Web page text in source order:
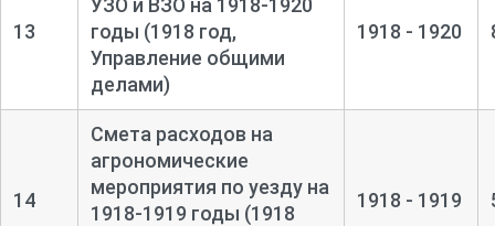
13
УЗО и ВЗО на 1918-1920
годы (1918 год,
Управление общими
делами)
1918 - 1920
14
Смета расходов на
агрономические
мероприятия по уезду на
1918-1919 годы (1918
1918 - 1919